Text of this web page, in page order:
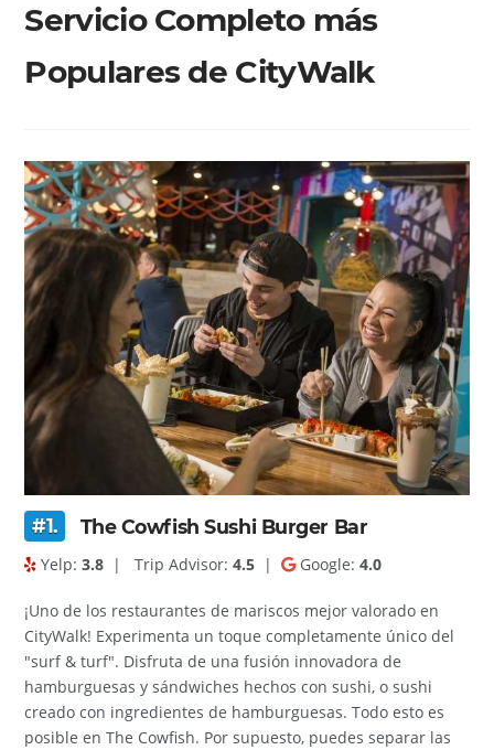
Servicio Completo más
Populares de CityWalk
#1. The Cowfish Sushi Burger Bar
Yelp:3.8 | Trip Advisor:4.5 | Google:4.0
¡Uno de los restaurantes de mariscos mejor valorado en
CityWalk! Experimenta un toque completamente único del
"surf & turf". Disfruta de una fusión innovadora de
hamburguesas y sándwiches hechos con sushi, o sushi
creado con ingredientes de hamburguesas. Todo esto es
posible en The Cowfish. Por supuesto, puedes separar las